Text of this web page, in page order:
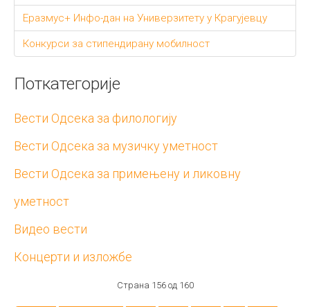
Еразмус+ Инфо-дан на Универзитету у Крагујевцу
Конкурси за стипендирану мобилност
Поткатегорије
Вести Одсека за филологију
Вести Одсека за музичку уметност
Вести Одсека за примењену и ликовну
уметност
Видео вести
Концерти и изложбе
Страна 156 од 160